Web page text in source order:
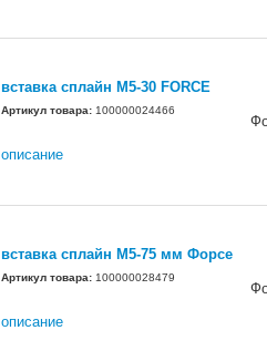
вставка сплайн М5-30 FORCE
Артикул товара: 100000024466
описание
вставка сплайн М5-75 мм Форсе
Артикул товара: 100000028479
описание